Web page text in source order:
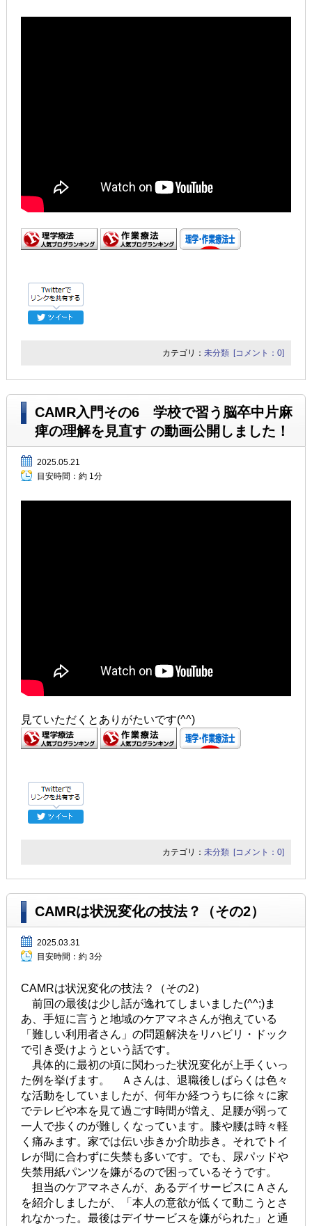
カテゴリ：未分類 [コメント：0]
CAMR入門その6 学校で習う脳卒中片麻
痺の理解を見直す の動画公開しました！
2025.05.21
目安時間： 約 1分
見ていただくとありがたいです(^^)
カテゴリ：未分類 [コメント：0]
CAMRは状況変化の技法？（その2）
2025.03.31
目安時間： 約 3分
CAMRは状況変化の技法？（その2）
前回の最後は少し話が逸れてしまいました(^^;)ま
あ、手短に言うと地域のケアマネさんが抱えている
「難しい利用者さん」の問題解決をリハビリ・ドック
で引き受けようという話です。
具体的に最初の頃に関わった状況変化が上手くいっ
た例を挙げます。 Ａさんは、退職後しばらくは色々
な活動をしていましたが、何年か経つうちに徐々に家
でテレビや本を見て過ごす時間が増え、足腰が弱って
一人で歩くのが難しくなっています。膝や腰は時々軽
く痛みます。家では伝い歩きか介助歩き。それでトイ
レが間に合わずに失禁も多いです。でも、尿パッドや
失禁用紙パンツを嫌がるので困っているそうです。
担当のケアマネさんが、あるデイサービスにＡさん
を紹介しましたが、「本人の意欲が低くて動こうとさ
れなかった。最後はデイサービスを嫌がられた」と通